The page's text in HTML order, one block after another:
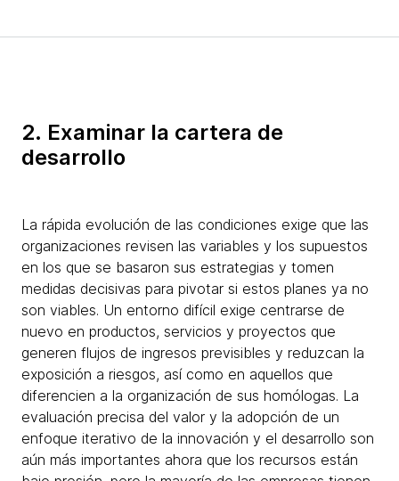
2. Examinar la cartera de
desarrollo
La rápida evolución de las condiciones exige que las
organizaciones revisen las variables y los supuestos
en los que se basaron sus estrategias y tomen
medidas decisivas para pivotar si estos planes ya no
son viables. Un entorno difícil exige centrarse de
nuevo en productos, servicios y proyectos que
generen flujos de ingresos previsibles y reduzcan la
exposición a riesgos, así como en aquellos que
diferencien a la organización de sus homólogas. La
evaluación precisa del valor y la adopción de un
enfoque iterativo de la innovación y el desarrollo son
aún más importantes ahora que los recursos están